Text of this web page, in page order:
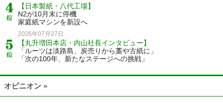
【日本製紙・八代工場】
N2が10月末に停機
家庭紙マシンを新設へ
2026年07月27日
【丸升増田本店・内山社長インタビュー】
「ルーツは淡路島、炭売りから藁や古紙に」
「次の100年、新たなステージへの挑戦」
オピニオン »